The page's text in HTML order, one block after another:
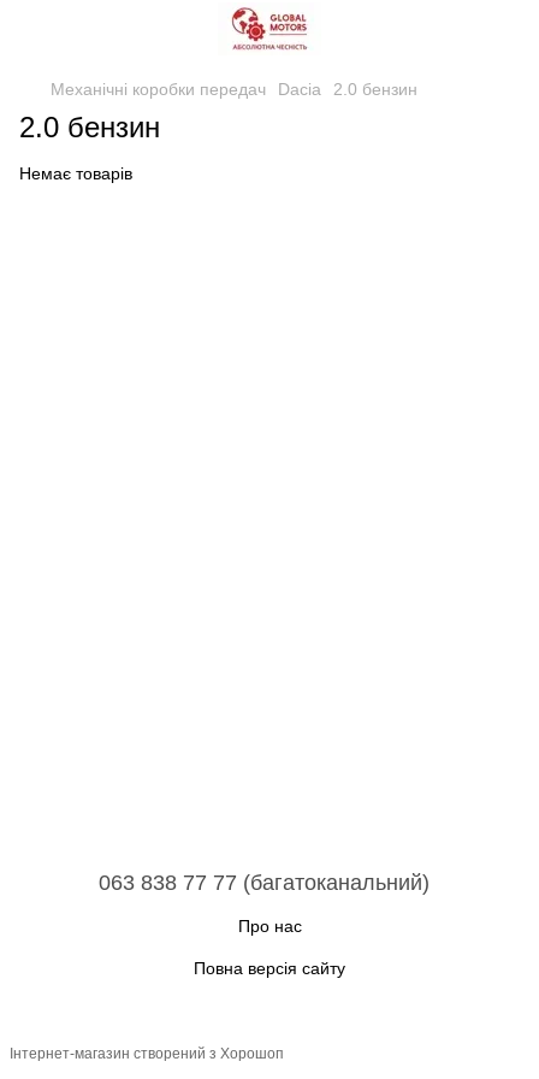
Механічні коробки передач Dacia 2.0 бензин
2.0 бензин
Немає товарів
063 838 77 77 (багатоканальний)
Про нас
Повна версія сайту
Інтернет-магазин створений з Хорошоп